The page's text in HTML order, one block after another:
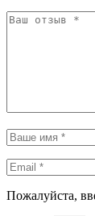
Пожалуйста,